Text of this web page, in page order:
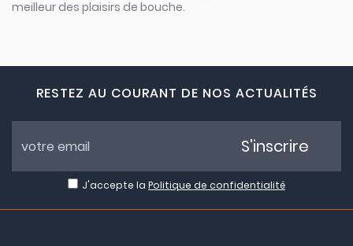
meilleur des plaisirs de bouche.
RESTEZ AU COURANT DE NOS ACTUALITÉS
J'accepte la Politique de confidentialité
S'inscrire